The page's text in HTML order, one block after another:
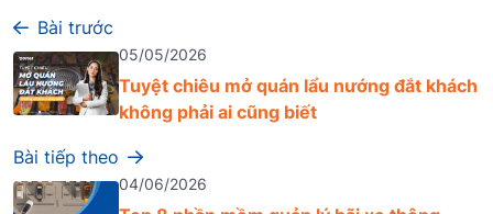
Bài trước
05/05/2026
Tuyệt chiêu mở quán lẩu nướng đắt khách
không phải ai cũng biết
Bài tiếp theo
04/06/2026